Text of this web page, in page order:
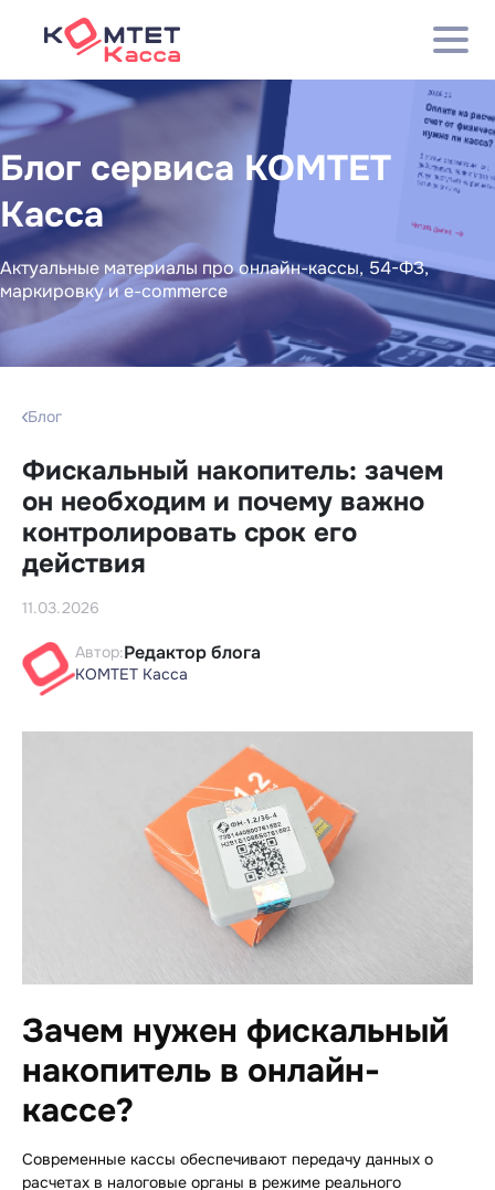
Блог сервиса КОМТЕТ
Касса
Актуальные материалы про онлайн-кассы, 54-ФЗ,
маркировку и e-commerce
Блог
Фискальный накопитель: зачем
он необходим и почему важно
контролировать срок его
действия
11.03.2026
Автор:Редактор блога
КОМТЕТ Касса
Зачем нужен фискальный
накопитель в онлайн-
кассе?
Современные кассы обеспечивают передачу данных о
расчетах в налоговые органы в режиме реального